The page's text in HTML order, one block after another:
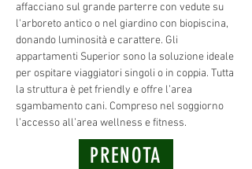
affacciano sul grande parterre con vedute su
l'arboreto antico o nel giardino con biopiscina,
donando luminosità e carattere. Gli
appartamenti Superior sono la soluzione ideale
per ospitare viaggiatori singoli o in coppia. Tutta
la struttura è pet friendly e offre l’area
sgambamento cani. Compreso nel soggiorno
l’accesso all’area wellness e fitness.
PRENOTA